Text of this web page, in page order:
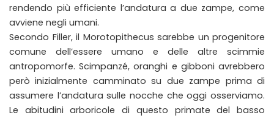
rendendo più efficiente l’andatura a due zampe, come
avviene negli umani.
Secondo Filler, il Morotopithecus sarebbe un progenitore
comune dell’essere umano e delle altre scimmie
antropomorfe. Scimpanzé, oranghi e gibboni avrebbero
però inizialmente camminato su due zampe prima di
assumere l’andatura sulle nocche che oggi osserviamo.
Le abitudini arboricole di questo primate del basso